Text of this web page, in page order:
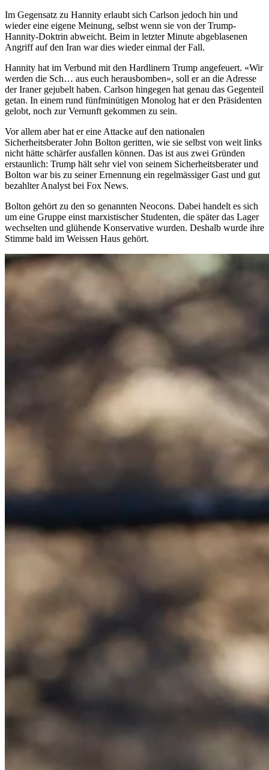
Im Gegensatz zu Hannity erlaubt sich Carlson jedoch hin und
wieder eine eigene Meinung, selbst wenn sie von der Trump-
Hannity-Doktrin abweicht. Beim in letzter Minute abgeblasenen
Angriff auf den Iran war dies wieder einmal der Fall.
Hannity hat im Verbund mit den Hardlinern Trump angefeuert. «Wir
werden die Sch… aus euch herausbomben», soll er an die Adresse
der Iraner gejubelt haben. Carlson hingegen hat genau das Gegenteil
getan. In einem rund fünfminütigen Monolog hat er den Präsidenten
gelobt, noch zur Vernunft gekommen zu sein.
Vor allem aber hat er eine Attacke auf den nationalen
Sicherheitsberater John Bolton geritten, wie sie selbst von weit links
nicht hätte schärfer ausfallen können. Das ist aus zwei Gründen
erstaunlich: Trump hält sehr viel von seinem Sicherheitsberater und
Bolton war bis zu seiner Ernennung ein regelmässiger Gast und gut
bezahlter Analyst bei Fox News.
Bolton gehört zu den so genannten Neocons. Dabei handelt es sich
um eine Gruppe einst marxistischer Studenten, die später das Lager
wechselten und glühende Konservative wurden. Deshalb wurde ihre
Stimme bald im Weissen Haus gehört.